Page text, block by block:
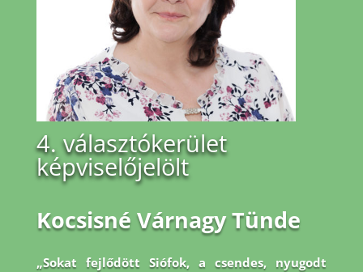
4. választókerület
képviselőjelölt
Kocsisné Várnagy Tünde
„Sokat fejlődött Siófok, a csendes, nyugodt